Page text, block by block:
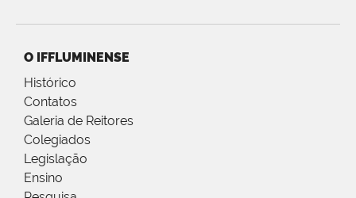
O IFFLUMINENSE
Histórico
Contatos
Galeria de Reitores
Colegiados
Legislação
Ensino